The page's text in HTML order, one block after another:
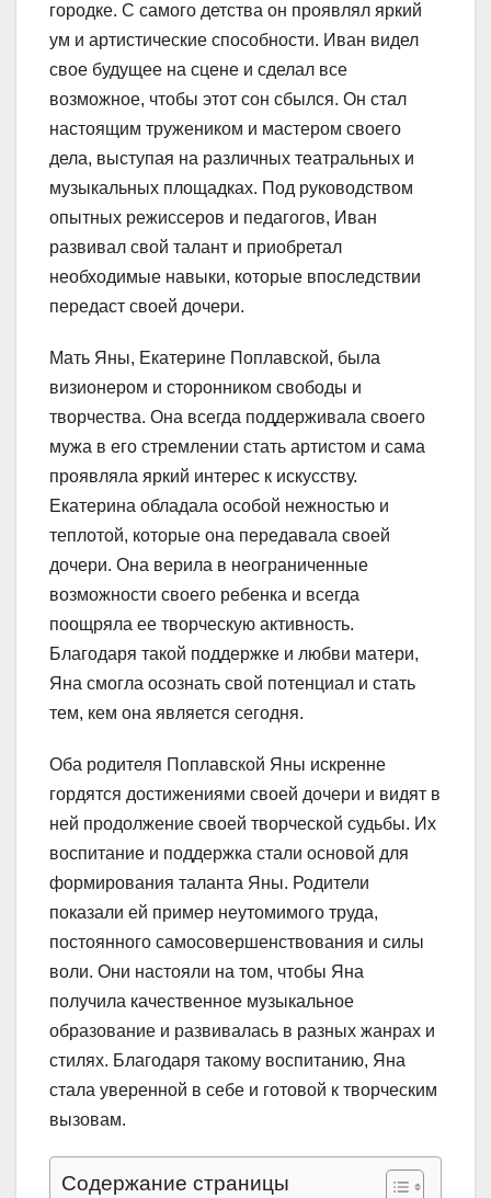
городке. С самого детства он проявлял яркий
ум и артистические способности. Иван видел
свое будущее на сцене и сделал все
возможное, чтобы этот сон сбылся. Он стал
настоящим тружеником и мастером своего
дела, выступая на различных театральных и
музыкальных площадках. Под руководством
опытных режиссеров и педагогов, Иван
развивал свой талант и приобретал
необходимые навыки, которые впоследствии
передаст своей дочери.
Мать Яны, Екатерине Поплавской, была
визионером и сторонником свободы и
творчества. Она всегда поддерживала своего
мужа в его стремлении стать артистом и сама
проявляла яркий интерес к искусству.
Екатерина обладала особой нежностью и
теплотой, которые она передавала своей
дочери. Она верила в неограниченные
возможности своего ребенка и всегда
поощряла ее творческую активность.
Благодаря такой поддержке и любви матери,
Яна смогла осознать свой потенциал и стать
тем, кем она является сегодня.
Оба родителя Поплавской Яны искренне
гордятся достижениями своей дочери и видят в
ней продолжение своей творческой судьбы. Их
воспитание и поддержка стали основой для
формирования таланта Яны. Родители
показали ей пример неутомимого труда,
постоянного самосовершенствования и силы
воли. Они настояли на том, чтобы Яна
получила качественное музыкальное
образование и развивалась в разных жанрах и
стилях. Благодаря такому воспитанию, Яна
стала уверенной в себе и готовой к творческим
вызовам.
Содержание страницы